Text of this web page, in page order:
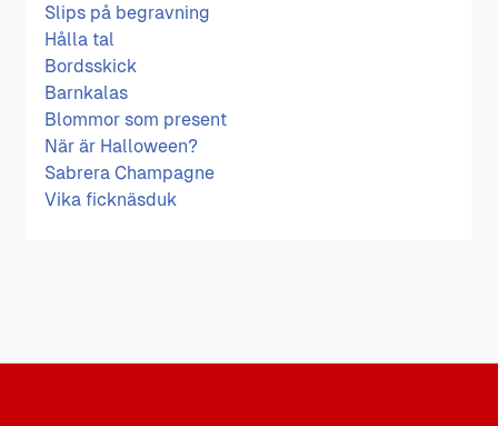
Slips på begravning
Hålla tal
Bordsskick
Barnkalas
Blommor som present
När är Halloween?
Sabrera Champagne
Vika ficknäsduk